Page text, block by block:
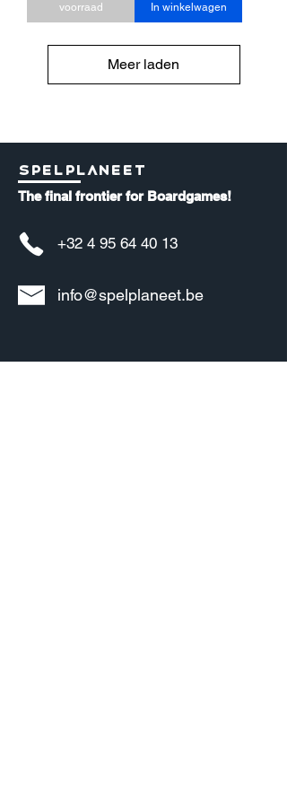
voorraad
In winkelwagen
Meer laden
Spelplaneet
The final frontier for Boardgames!
+32 4 95 64 40 13
info@spelplaneet.be